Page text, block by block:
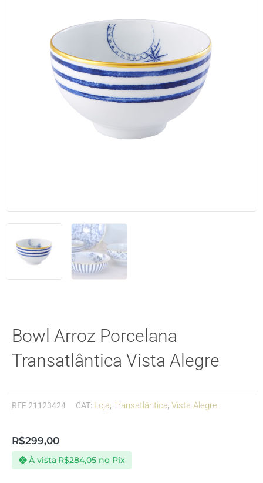
Bowl Arroz Porcelana
Transatlântica Vista Alegre
REF 21123424 CAT: Loja, Transatlântica, Vista Alegre
R$299,00
À vista R$284,05 no Pix